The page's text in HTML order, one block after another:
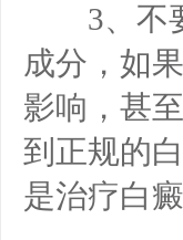
3、不要
成分，如
影响，甚
到正规的
是治疗白